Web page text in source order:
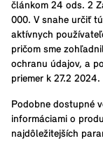
článkom 24 ods. 2
000. V snahe určiť
aktívnych
pričom sme
ochranu údajov, a
priemer k 27.2 2024.
Podobne dostupné
informáciami o
najdôležitejších